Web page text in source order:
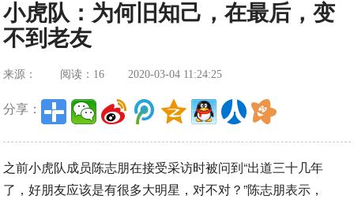
小虎队：为何旧知己，在最后，变
不到老友
来源： 阅读：16 2020-03-04 11:24:25
分享：
之前小虎队成员陈志朋在接受采访时被问到“出道三十几年
了，好朋友应该是有很多大明星，对不对？”陈志朋表示，